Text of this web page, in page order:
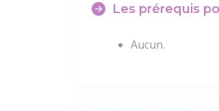
Les prérequis
Aucun.